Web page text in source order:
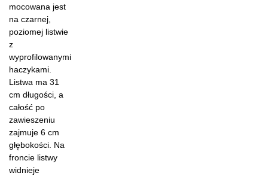
mocowana jest
na czarnej,
poziomej listwie
z
wyprofilowanymi
haczykami.
Listwa ma 31
cm długości, a
całość po
zawieszeniu
zajmuje 6 cm
głębokości. Na
froncie listwy
widnieje